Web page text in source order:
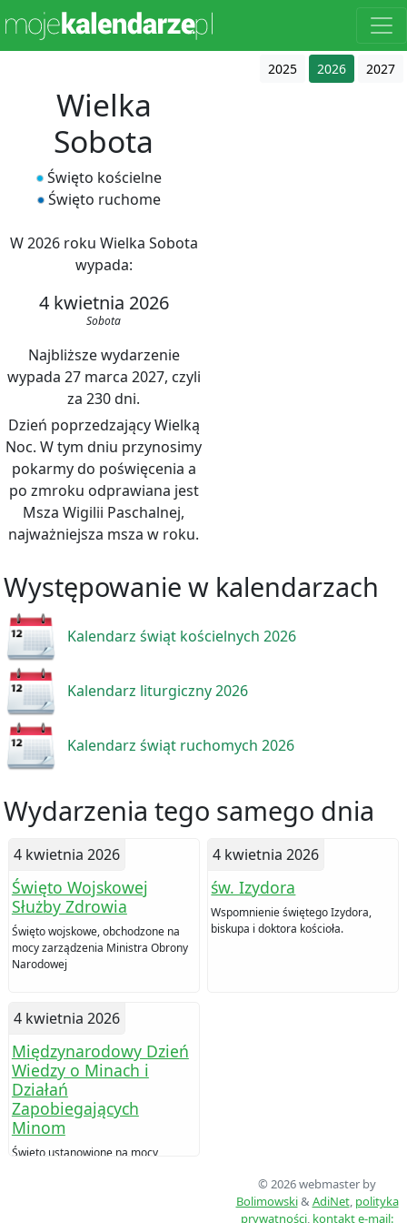
2025 2026 2027
Wielka
Sobota
Święto kościelne
Święto ruchome
W 2026 roku Wielka Sobota
wypada:
4 kwietnia 2026
Sobota
Najbliższe wydarzenie
wypada 27 marca 2027, czyli
za 230 dni.
Dzień poprzedzający Wielką
Noc. W tym dniu przynosimy
pokarmy do poświęcenia a
po zmroku odprawiana jest
Msza Wigilii Paschalnej,
najważniejsza msza w roku.
Występowanie w kalendarzach
Kalendarz świąt kościelnych 2026
Kalendarz liturgiczny 2026
Kalendarz świąt ruchomych 2026
Wydarzenia tego samego dnia
4 kwietnia 2026
Święto Wojskowej
Służby Zdrowia
Święto wojskowe, obchodzone na
mocy zarządzenia Ministra Obrony
Narodowej
4 kwietnia 2026
św. Izydora
Wspomnienie świętego Izydora,
biskupa i doktora kościoła.
4 kwietnia 2026
Międzynarodowy Dzień
Wiedzy o Minach i
Działań
Zapobiegających
Minom
Święto ustanowione na mocy
© 2026 webmaster by
Bolimowski& AdiNet, polityka
prywatności, kontakte-mail: